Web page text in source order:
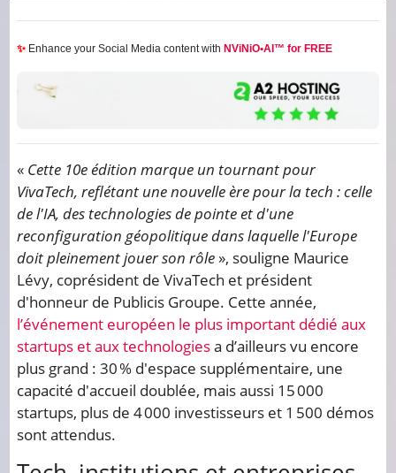
✨ Enhance your Social Media content with NViNiO•AI™ for FREE
« Cette 10e édition marque un tournant pour
VivaTech, reflétant une nouvelle ère pour la tech : celle
de l'IA, des technologies de pointe et d'une
reconfiguration géopolitique dans laquelle l'Europe
doit pleinement jouer son rôle », souligne Maurice
Lévy, coprésident de VivaTech et président
d'honneur de Publicis Groupe. Cette année,
l’événement européen le plus important dédié aux
startups et aux technologiesa d’ailleurs vu encore
plus grand : 30 % d'espace supplémentaire, une
capacité d'accueil doublée, mais aussi 15 000
startups, plus de 4 000 investisseurs et 1 500 démos
sont attendus.